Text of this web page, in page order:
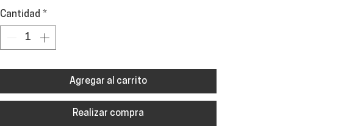
Cantidad *
Agregar al carrito
Realizar compra